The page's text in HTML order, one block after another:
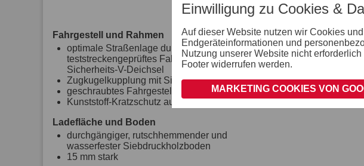
Fahrgestell und Rahmen
optimale Straßenlage durch
teststreckengeprüftes Fahrgestell mit STEMA
Sicherheits-V-Deichsel
Zugkugelkupplung mit Sicherheitsanzeige
geschraubtes Fahrgestell
Kunststoff-Kratzschutz auf Zugkugelkupplung
Ladefläche und Boden
durchgängiger, rutschhemmender und
wasserfester Siebdruckholzboden
15 mm stark
Räder und
robuste
Einwilligung zu Cookies &
Auf dieser Website nutzen wir Cookies
Endgeräteinformationen und
Nutzung unserer Website nicht
Footer widerrufen werden.
MARKETING COOKIES VON